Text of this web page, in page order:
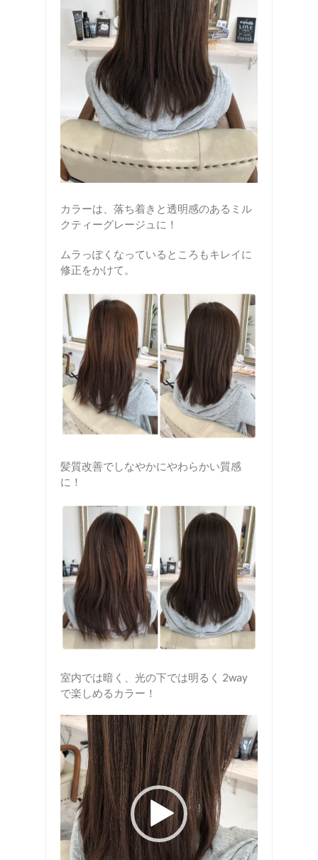
カラーは、落ち着きと透明感のあるミル
クティーグレージュに！
ムラっぽくなっているところもキレイに
修正をかけて。
髪質改善でしなやかにやわらかい質感
に！
室内では暗く、光の下では明るく 2way
で楽しめるカラー！
動
画
プ
レ
ー
ヤ
ー